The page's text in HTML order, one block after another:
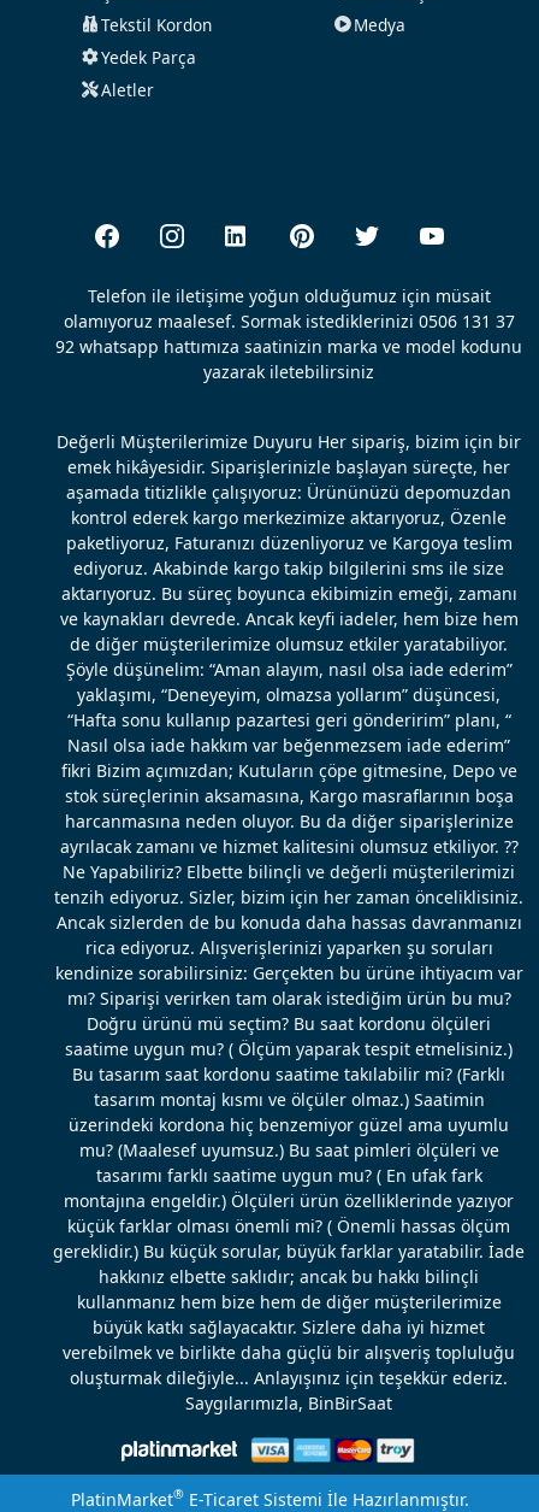
Tekstil Kordon
Yedek Parça
Aletler
Medya
Telefon ile iletişime yoğun olduğumuz için müsait
olamıyoruz maalesef. Sormak istediklerinizi 0506 131 37
92 whatsapp hattımıza saatinizin marka ve model kodunu
yazarak iletebilirsiniz
Değerli Müşterilerimize Duyuru Her sipariş, bizim için bir
emek hikâyesidir. Siparişlerinizle başlayan süreçte, her
aşamada titizlikle çalışıyoruz: Ürününüzü depomuzdan
kontrol ederek kargo merkezimize aktarıyoruz, Özenle
paketliyoruz, Faturanızı düzenliyoruz ve Kargoya teslim
ediyoruz. Akabinde kargo takip bilgilerini sms ile size
aktarıyoruz. Bu süreç boyunca ekibimizin emeği, zamanı
ve kaynakları devrede. Ancak keyfi iadeler, hem bize hem
de diğer müşterilerimize olumsuz etkiler yaratabiliyor.
Şöyle düşünelim: “Aman alayım, nasıl olsa iade ederim”
yaklaşımı, “Deneyeyim, olmazsa yollarım” düşüncesi,
“Hafta sonu kullanıp pazartesi geri gönderirim” planı, “
Nasıl olsa iade hakkım var beğenmezsem iade ederim”
fikri Bizim açımızdan; Kutuların çöpe gitmesine, Depo ve
stok süreçlerinin aksamasına, Kargo masraflarının boşa
harcanmasına neden oluyor. Bu da diğer siparişlerinize
ayrılacak zamanı ve hizmet kalitesini olumsuz etkiliyor. ??
Ne Yapabiliriz? Elbette bilinçli ve değerli müşterilerimizi
tenzih ediyoruz. Sizler, bizim için her zaman önceliklisiniz.
Ancak sizlerden de bu konuda daha hassas davranmanızı
rica ediyoruz. Alışverişlerinizi yaparken şu soruları
kendinize sorabilirsiniz: Gerçekten bu ürüne ihtiyacım var
mı? Siparişi verirken tam olarak istediğim ürün bu mu?
Doğru ürünü mü seçtim? Bu saat kordonu ölçüleri
saatime uygun mu? ( Ölçüm yaparak tespit etmelisiniz.)
Bu tasarım saat kordonu saatime takılabilir mi? (Farklı
tasarım montaj kısmı ve ölçüler olmaz.) Saatimin
üzerindeki kordona hiç benzemiyor güzel ama uyumlu
mu? (Maalesef uyumsuz.) Bu saat pimleri ölçüleri ve
tasarımı farklı saatime uygun mu? ( En ufak fark
montajına engeldir.) Ölçüleri ürün özelliklerinde yazıyor
küçük farklar olması önemli mi? ( Önemli hassas ölçüm
gereklidir.) Bu küçük sorular, büyük farklar yaratabilir. İade
hakkınız elbette saklıdır; ancak bu hakkı bilinçli
kullanmanız hem bize hem de diğer müşterilerimize
büyük katkı sağlayacaktır. Sizlere daha iyi hizmet
verebilmek ve birlikte daha güçlü bir alışveriş topluluğu
oluşturmak dileğiyle... Anlayışınız için teşekkür ederiz.
Saygılarımızla, BinBirSaat
PlatinMarket®E-Ticaret Sistemi İle Hazırlanmıştır.